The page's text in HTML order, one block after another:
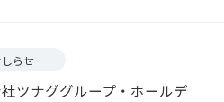
らせ
ツナググループ・ホールデ